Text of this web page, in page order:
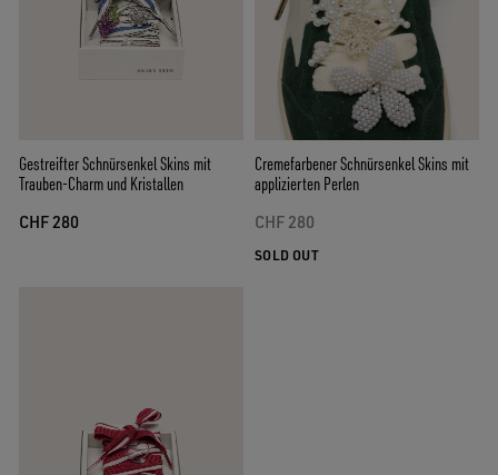
Gestreifter Schnürsenkel Skins mit
Trauben-Charm und Kristallen
CHF 280
Cremefarbener Schnürsenkel Skins mit
applizierten Perlen
CHF 280
SOLD OUT